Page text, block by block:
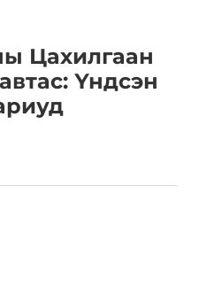
Цахилгаан
Үндсэн